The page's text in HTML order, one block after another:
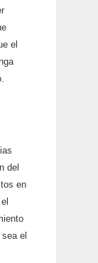
el
del
en
el